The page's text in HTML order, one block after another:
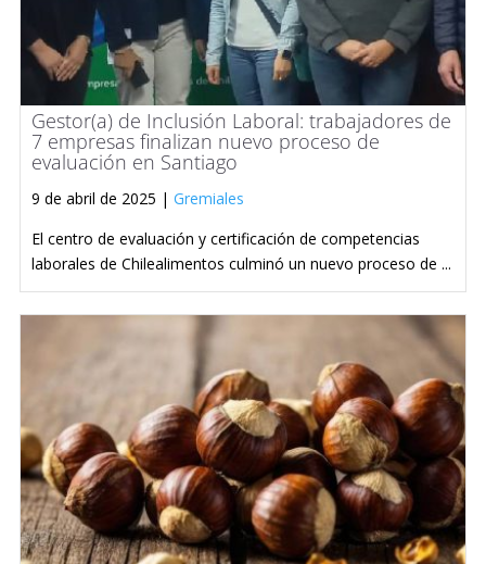
Gestor(a) de Inclusión Laboral: trabajadores de
7 empresas finalizan nuevo proceso de
evaluación en Santiago
9 de abril de 2025 | Gremiales
El centro de evaluación y certificación de competencias
laborales de Chilealimentos culminó un nuevo proceso de ...